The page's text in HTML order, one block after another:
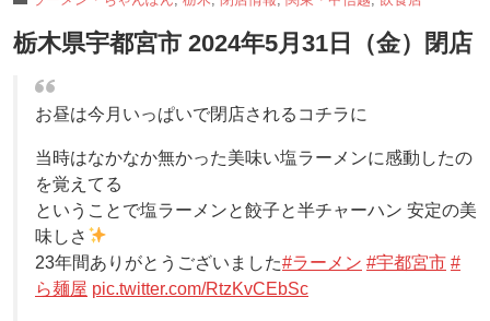
栃木県宇都宮市 2024年5月31日（金）閉店
お昼は今月いっぱいで閉店されるコチラに
当時はなかなか無かった美味い塩ラーメンに感動したの
を覚えてる
ということで塩ラーメンと餃子と半チャーハン 安定の美
味しさ
23年間ありがとうございました#ラーメン #宇都宮市 #
ら麺屋 pic.twitter.com/RtzKvCEbSc